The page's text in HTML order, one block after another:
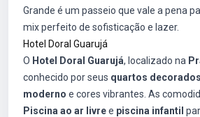
Grande é um passeio que vale a pena
mix perfeito de sofisticação e lazer.
Hotel Doral Guarujá
O Hotel Doral Guarujá, localizado na
conhecido por seus quartos
moderno e cores vibrantes. As
Piscina ao ar livree piscina infantil